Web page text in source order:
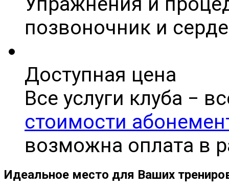
позвоночник и
Доступная цена
Все услуги клуба −
стоимости
возможна оплата в
Идеальное место для Ваших